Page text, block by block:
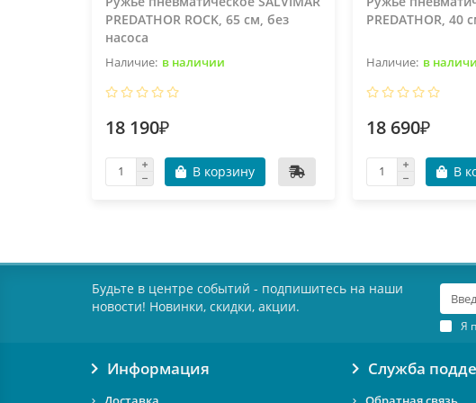
PREDATHOR ROCK, 65 см, без
насоса
в наличии
18 190₽
В корзину
PREDATHOR, 40
в
18 690₽
В
Будьте в центре событий - подпишитесь на наши
новости! Новинки, скидки, акции.
Я
Информация Служба